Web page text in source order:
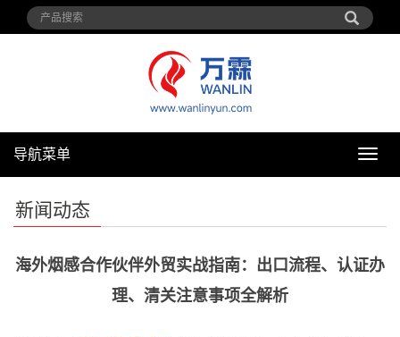
导
导航菜单
新闻动态
海外烟感合作伙伴外贸实战指南：出口流程、认证办
理、清关注意事项全解析